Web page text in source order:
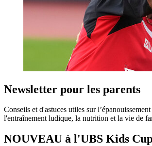
Newsletter pour les parents
Conseils et d'astuces utiles sur
l'entraînement ludique, la nutrition et la vie de
NOUVEAU à l'UBS Kids